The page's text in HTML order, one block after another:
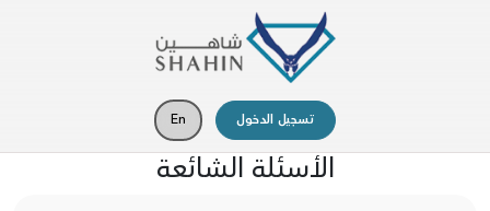
تسجيل الدخول En
الأسئلة الشائعة